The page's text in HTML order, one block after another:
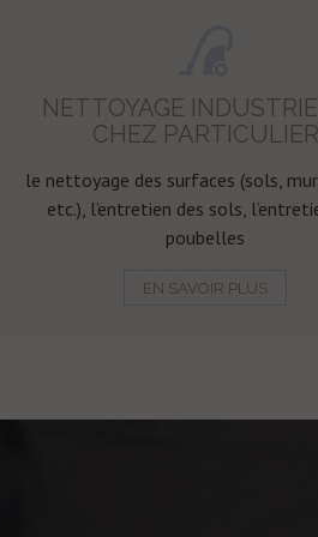
NETTOYAGE
CHEZ PARTICULIER
le nettoyage des surfaces (sols,
etc.), l’entretien des sols,
poubelles
EN SAVOIR PLUS